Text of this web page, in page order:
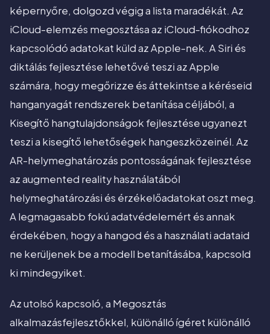
képernyőre, dolgozd végig a lista maradékát. Az
iCloud-elemzés megosztása az iCloud-fiókodhoz
kapcsolódó adatokat küld az Apple-nek. A Siri és
diktálás fejlesztése lehetővé teszi az Apple
számára, hogy megőrizze és áttekintse a kéréseid
hanganyagát rendszerek betanítása céljából, a
Kisegítő hangtulajdonságok fejlesztése ugyanezt
teszi a kisegítő lehetőségek hangeszközeinél. Az
AR-helymeghatározás pontosságának fejlesztése
az augmented reality használatából
helymeghatározási és érzékelőadatokat oszt meg.
A legmagasabb fokú adatvédelemért és annak
érdekében, hogy a hangod és a használati adataid
ne kerüljenek be a modell betanításába, kapcsold
ki mindegyiket.
Az utolsó kapcsoló, a Megosztás
alkalmazásfejlesztőkkel, különálló ígéret különálló